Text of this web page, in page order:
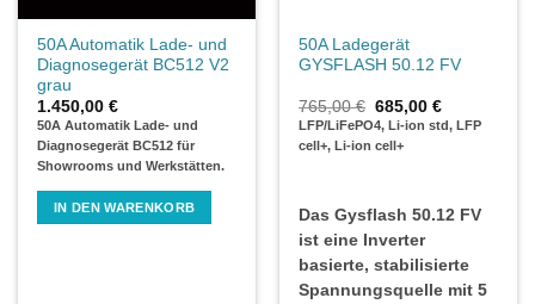
50A Automatik Lade- und
Diagnosegerät BC512 V2
grau
1.450,00€
50A Automatik Lade- und
Diagnosegerät BC512 für
Showrooms und Werkstätten.
IN DEN WARENKORB
50A Ladegerät
GYSFLASH 50.12 FV
765,00€ Ursprünglicher
Preis
war:
765,00 €
685,00€Aktueller
Preis
ist:
LFP/LiFePO4, Li-ion std, LFP
cell+, Li-ion cell+
Das Gysflash 50.12 FV
ist eine Inverter
basierte, stabilisierte
Spannungsquelle mit 5